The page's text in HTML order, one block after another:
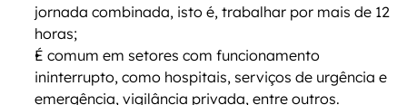
jornada combinada, isto é, trabalhar por mais de 12
horas;
É comum em setores com funcionamento
ininterrupto, como hospitais, serviços de urgência e
emergência, vigilância privada, entre outros.